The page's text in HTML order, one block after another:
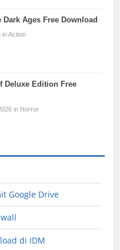
Dark Ages Free Download
in Action
Deluxe Edition Free
in Horror
Google Drive
di IDM